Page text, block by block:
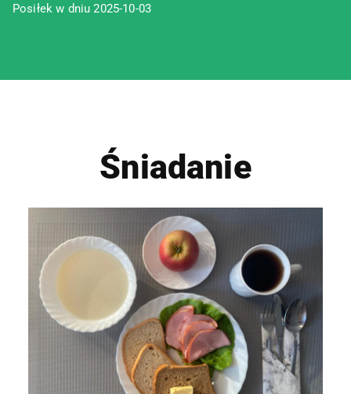
Posiłek w dniu 2025-10-03
Śniadanie